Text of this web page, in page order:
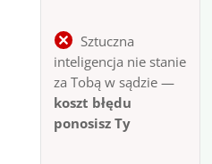
Sztuczna
inteligencja nie stanie
za Tobą w sądzie —
koszt błędu
ponosisz Ty